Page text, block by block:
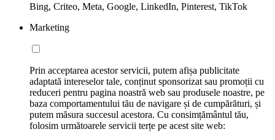
Bing, Criteo, Meta, Google, LinkedIn, Pinterest, TikTok
Marketing
Prin acceptarea acestor servicii, putem afișa publicitate
adaptată intereselor tale, conținut sponsorizat sau promoții cu
reduceri pentru pagina noastră web sau produsele noastre, pe
baza comportamentului tău de navigare și de cumpărături, și
putem măsura succesul acestora. Cu consimțământul tău,
folosim următoarele servicii terțe pe acest site web: